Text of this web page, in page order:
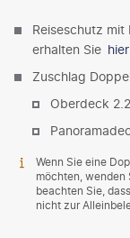
Reiseschutz mit
erhalten Sie hier
Zuschlag
Oberdeck
Wenn Sie eine
möchten, wenden
beachten Sie,
nicht zur